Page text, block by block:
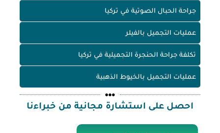
جراحة الحبال الصوتية في تركيا
عمليات التجميل بالفيلر
تكلفة جراحة الحنجرة التجميلية في تركيا
عمليات التجميل بالخيوط الذهبية
احصل على استشارة مجانية من خبراءنا